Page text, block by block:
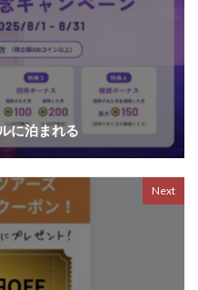
に泊まれる
Next